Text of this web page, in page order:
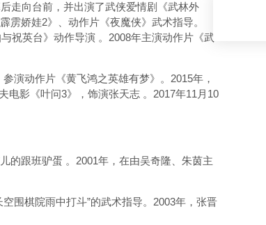
走向台前，并出演了武侠爱情剧《武林外
雳娇娃2》、动作片《夜魔侠》武术指导。
祝英台》动作导演 。2008年主演动作片《武
动作片《黄飞鸿之英雄有梦》。2015年，
电影《叶问3》，饰演张天志 。2017年11月10
跟班驴蛋 。2001年，在由吴奇隆、朱茵主
围棋院雨中打斗”的武术指导。2003年，张晋